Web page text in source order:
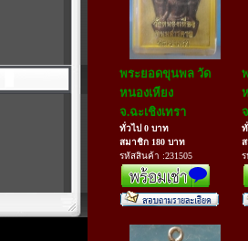
พระยอดขุนพล วัด
หนองเหียง
จ.ฉะเชิงเทรา
ทั่วไป 0 บาท
สมาชิก 180 บาท
รหัสสินค้า :231505